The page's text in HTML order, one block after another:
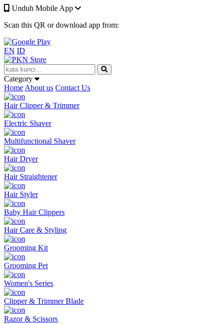
Unduh Mobile App
Scan this QR or download app from:
EN ID
Category
Home About us Contact Us
Hair Clipper & Trimmer
Electric Shaver
Multifunctional Shaver
Hair Dryer
Hair Straightener
Hair Styler
Baby Hair Clippers
Hair Care & Styling
Grooming Kit
Grooming Pet
Women's Series
Clipper & Trimmer Blade
Razor & Scissors